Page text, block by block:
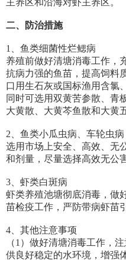
主养区和沿海对虾主养区。
二、防治措施
1、鱼类细菌性烂鳃病
养殖前做好清塘消毒工作，
抗病力强的鱼苗，提高饲料
口用生石灰或国标渔用含氯
同时可选用双黄苦参散、青
大黄散、大黄芩鱼散和大黄
2、鱼类小瓜虫病、车轮虫病
选用市场上安全、高效、无
和剂量，尽量选择高效无公
3、虾类白斑病
虾类养殖池塘彻底消毒，做
苗检疫工作，严防带病虾苗
4、其他注意事项
（1）做好清塘消毒工作，
供良好稳定的水环境，增强